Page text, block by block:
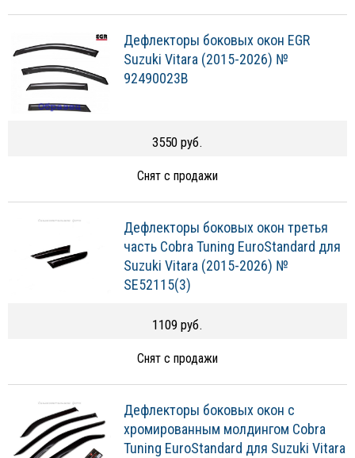
Дефлекторы боковых окон EGR
Suzuki Vitara (2015-2026) №
92490023B
3550 руб.
Снят с продажи
Дефлекторы боковых окон третья
часть Cobra Tuning EuroStandard для
Suzuki Vitara (2015-2026) №
SE52115(3)
1109 руб.
Снят с продажи
Дефлекторы боковых окон с
хромированным молдингом Cobra
Tuning EuroStandard для Suzuki Vitara